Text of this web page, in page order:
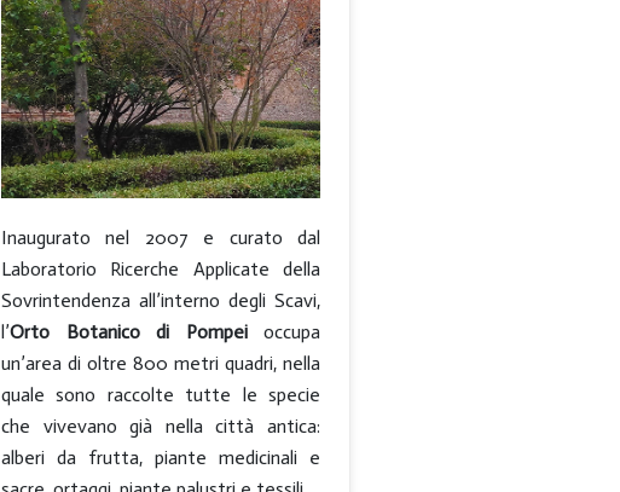
Inaugurato nel 2007 e curato dal
Laboratorio Ricerche Applicate della
Sovrintendenza all’interno degli Scavi,
l’Orto Botanico di Pompei occupa
un’area di oltre 800 metri quadri, nella
quale sono raccolte tutte le specie
che vivevano già nella città antica:
alberi da frutta, piante medicinali e